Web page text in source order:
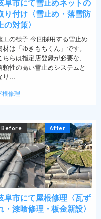
阜市にて雪止めネットの
り付け〈雪止め・落雪防
の対策〉
工の様子 今回採用する雪止め
材は「ゆきもちくん」です。
ちらは指定店登録が必要な、
頼性の高い雪止めシステムと
り...
根修理
Before After
阜市にて屋根修理〈瓦ず
・漆喰修理・板金新設〉